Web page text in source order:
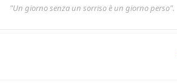
"Un giorno senza un sorriso è un giorno perso".